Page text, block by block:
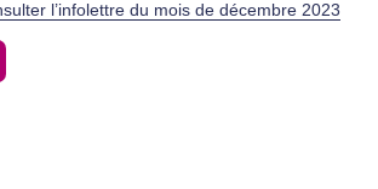
l’infolettre du mois de décembre 2023